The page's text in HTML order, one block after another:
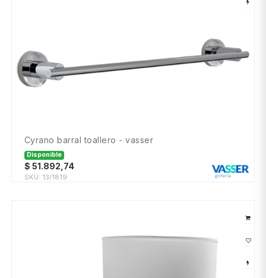
cyrano barral toallero - vasser
Disponible
$ 51.892,74
SKU: 13/1819